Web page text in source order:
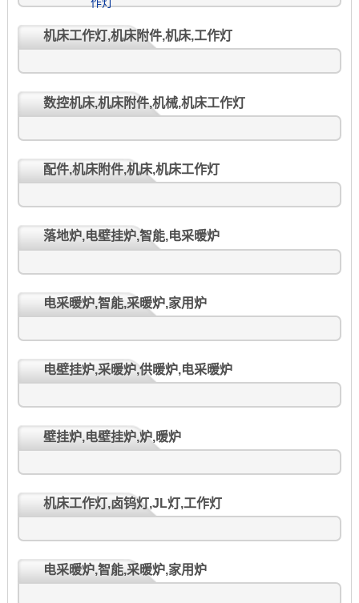
机床工作灯,机床附件,机床,工作灯
数控机床,机床附件,机械,机床工作灯
配件,机床附件,机床,机床工作灯
落地炉,电壁挂炉,智能,电采暖炉
电采暖炉,智能,采暖炉,家用炉
电壁挂炉,采暖炉,供暖炉,电采暖炉
壁挂炉,电壁挂炉,炉,暖炉
机床工作灯,卤钨灯,JL灯,工作灯
电采暖炉,智能,采暖炉,家用炉